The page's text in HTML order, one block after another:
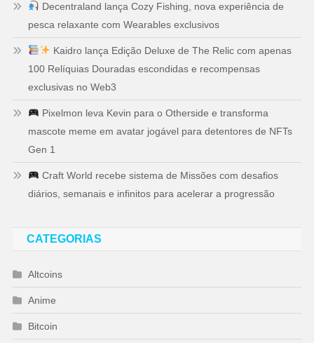
Decentraland lança Cozy Fishing, nova experiência de
pesca relaxante com Wearables exclusivos
Kaidro lança Edição Deluxe de The Relic com apenas
100 Relíquias Douradas escondidas e recompensas
exclusivas no Web3
Pixelmon leva Kevin para o Otherside e transforma
mascote meme em avatar jogável para detentores de NFTs
Gen 1
Craft World recebe sistema de Missões com desafios
diários, semanais e infinitos para acelerar a progressão
CATEGORIAS
Altcoins
Anime
Bitcoin